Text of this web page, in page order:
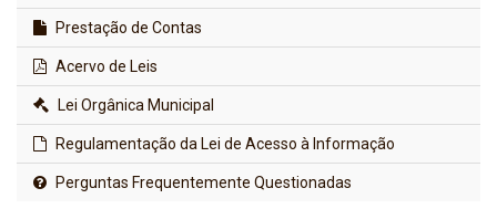
Prestação de Contas
Acervo de Leis
Lei Orgânica Municipal
Regulamentação da Lei de Acesso à Informação
Perguntas Frequentemente Questionadas